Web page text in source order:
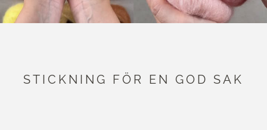
STICKNING FÖR EN GOD SAK